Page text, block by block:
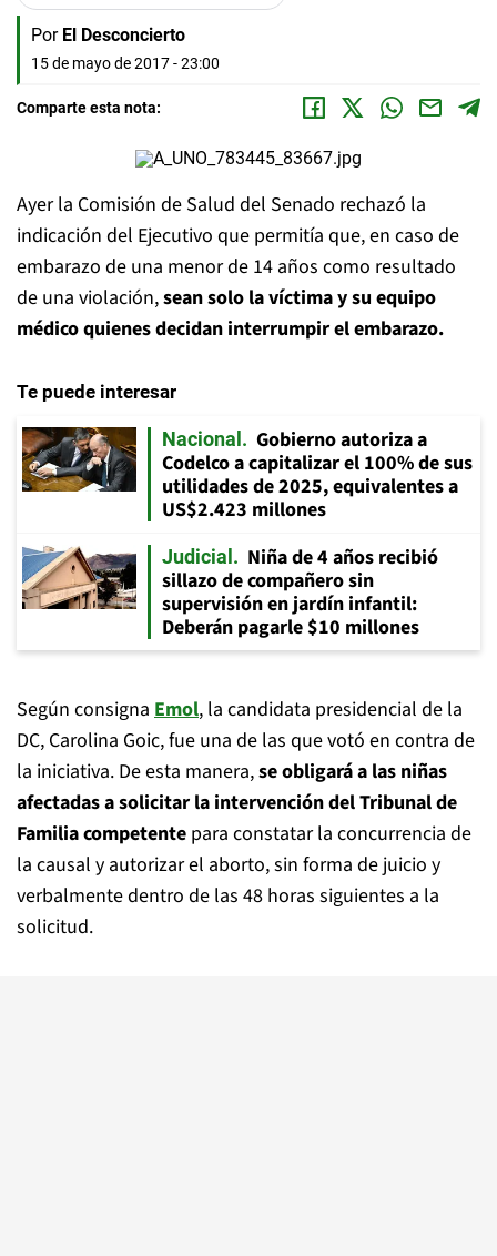
Por El Desconcierto
15 de mayo de 2017 - 23:00
Comparte esta nota:
Ayer la Comisión de Salud del Senado rechazó la
indicación del Ejecutivo que permitía que, en caso de
embarazo de una menor de 14 años como resultado
de una violación,sean solo la víctima y su equipo
médico quienes decidan interrumpir el embarazo.
Te puede interesar
Nacional
Gobierno autoriza a
Codelco a capitalizar el 100% de sus
utilidades de 2025, equivalentes a
US$2.423 millones
Judicial
Niña de 4 años recibió
sillazo de compañero sin
supervisión en jardín infantil:
Deberán pagarle $10 millones
Según consigna Emol, la candidata presidencial de la
DC, Carolina Goic, fue una de las que votó en contra de
la iniciativa. De esta manera,se obligará a las niñas
afectadas a solicitar la intervención del Tribunal de
Familia competente para constatar la concurrencia de
la causal y autorizar el aborto, sin forma de juicio y
verbalmente dentro de las 48 horas siguientes a la
solicitud.